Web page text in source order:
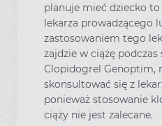
planuje mieć dziecko
lekarza prowadzącego
zastosowaniem tego
zajdzie w ciążę
Clopidogrel Genoptim,
skonsultować się z
ponieważ stosowanie
ciąży nie jest zalecane.